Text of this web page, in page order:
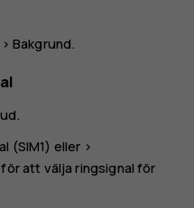
> Bakgrund.
.
(SIM1) eller >
för att välja ringsignal för